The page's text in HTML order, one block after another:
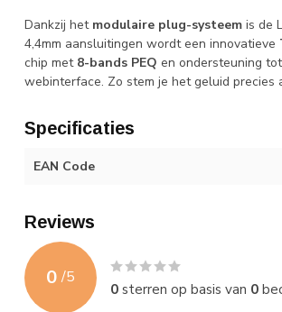
Dankzij het modulaire plug-systeem is de
4,4mm aansluitingen wordt een innovatieve
chip met 8-bands PEQ en ondersteuning tot
webinterface. Zo stem je het geluid precies
Specificaties
EAN Code
Reviews
0 /5
0sterren op basis van 0